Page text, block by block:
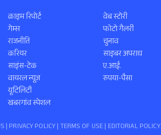
क्राइम रिपोर्ट
गेम्स
राजनीति
करियर
साइंस-टेक
वायरल न्यूज़
यूटिलिटी
खबरगांव स्पेशल
वेब स्टोरी
फोटो गैलरी
चुनाव
साइबर अपराध
ए.आई.
रुपया-पैसा
| PRIVACY POLICY| TERMS OF USE| EDITORIAL POLICY